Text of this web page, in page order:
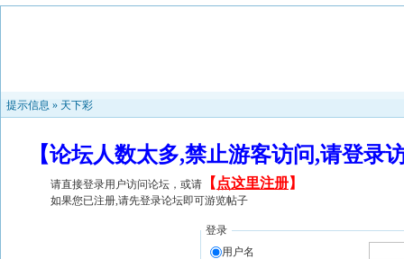
提示信息 » 天下彩
【论坛人数太多,禁止游客访问,请登
请直接登录用户访问论坛，或请 【 点这里注册】
如果您已注册,请先登录论坛即可游览帖子
登录
用户名